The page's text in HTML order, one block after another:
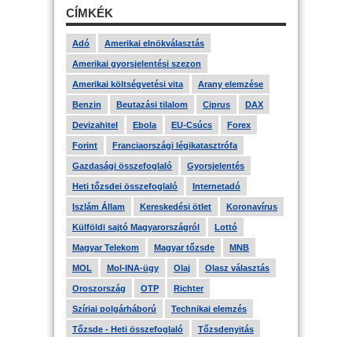
CÍMKÉK
Adó Amerikai elnökválasztás
Amerikai gyorsjelentési szezon
Amerikai költségvetési vita Arany elemzése
Benzin Beutazási tilalom Ciprus DAX
Devizahitel Ebola EU-Csúcs Forex
Forint Franciaországi légikatasztrófa
Gazdasági összefoglaló Gyorsjelentés
Heti tőzsdei összefoglaló Internetadó
Iszlám Állam Kereskedési ötlet Koronavírus
Külföldi sajtó Magyarországról Lottó
Magyar Telekom Magyar tőzsde MNB
MOL Mol-INA-ügy Olaj Olasz választás
Oroszország OTP Richter
Szíriai polgárháború Technikai elemzés
Tőzsde - Heti összefoglaló Tőzsdenyitás